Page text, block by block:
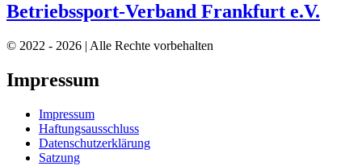
Betriebssport-Verband Frankfurt e.V.
© 2022 - 2026 | Alle Rechte vorbehalten
Impressum
Impressum
Haftungsausschluss
Datenschutzerklärung
Satzung